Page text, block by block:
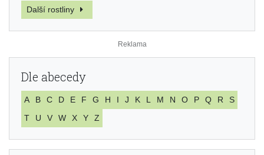
Další rostliny
Dle abecedy
A B C D E F G H I J K L M N O P Q R
S
T
U V W X Y Z